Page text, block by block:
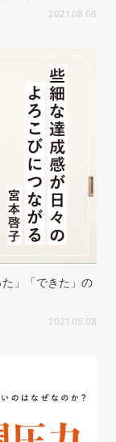
2021.08.06
」「できた」の
2021.05.08